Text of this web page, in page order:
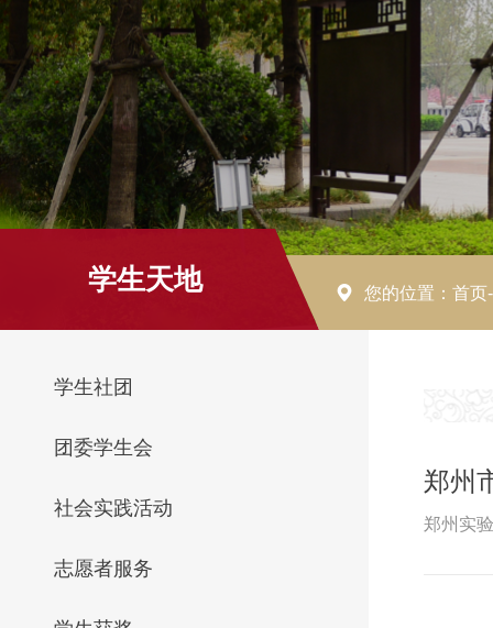
学生天地 您的位置： 首页
学生社团
团委学生会
社会实践活动
志愿者服务
郑州
郑州实